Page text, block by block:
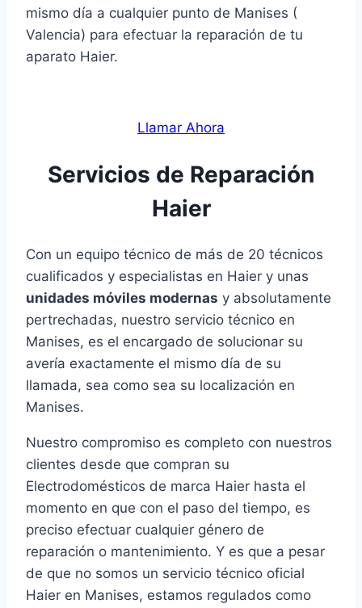
mismo día a cualquier punto de Manises (
Valencia) para efectuar la reparación de tu
aparato Haier.
Llamar Ahora
Servicios de Reparación
Haier
Con un equipo técnico de más de 20 técnicos
cualificados y especialistas en Haier y unas
unidades móviles modernas y absolutamente
pertrechadas, nuestro servicio técnico en
Manises, es el encargado de solucionar su
avería exactamente el mismo día de su
llamada, sea como sea su localización en
Manises.
Nuestro compromiso es completo con nuestros
clientes desde que compran su
Electrodomésticos de marca Haier hasta el
momento en que con el paso del tiempo, es
preciso efectuar cualquier género de
reparación o mantenimiento. Y es que a pesar
de que no somos un servicio técnico oficial
Haier en Manises, estamos regulados como